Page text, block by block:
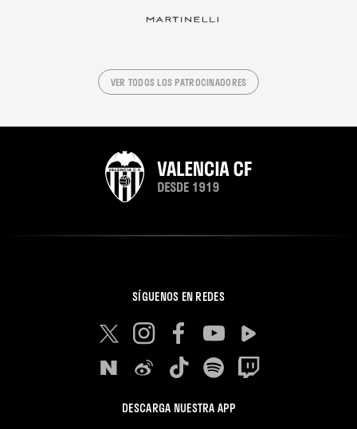
VER TODOS LOS PATROCINADORES
SÍGUENOS EN REDES
DESCARGA NUESTRA APP